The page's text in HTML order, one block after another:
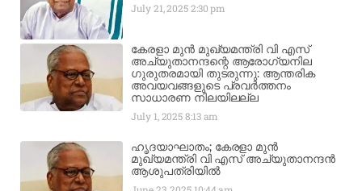
July 21, 20252:30 pm
കേരളാ മുൻ മുഖ്യമന്ത്രി വി എസ്
അച്യുതാനന്ദന്റെ ആരോഗ്യനില
ഗുരുതരമായി തുടരുന്നു: ആന്തരിക
അവയവങ്ങളുടെ പ്രവർത്തനം
സാധാരണ നിലയിലല്ല
July 1, 20258:13 am
ഹൃദയാഘാതം; കേരളാ മുൻ
മുഖ്യമന്ത്രി വി എസ് അച്യുതാനന്ദൻ
ആശുപത്രിയിൽ